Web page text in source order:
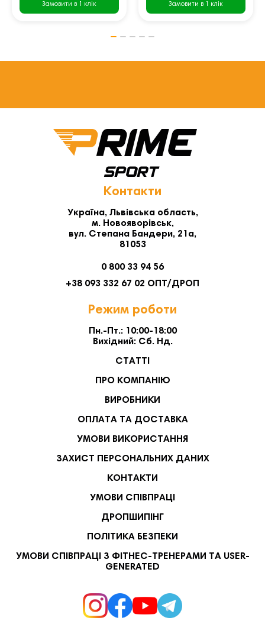
Замовити в 1 клік Замовити в 1 клік
Контакти
Україна, Львівська область,
м. Новояворівськ,
вул. Степана Бандери, 21а,
81053
0 800 33 94 56
+38 093 332 67 02 ОПТ/ДРОП
Режим роботи
Пн.-Пт.: 10:00-18:00
Вихідний: Сб. Нд.
СТАТТІ
ПРО КОМПАНІЮ
ВИРОБНИКИ
ОПЛАТА ТА ДОСТАВКА
УМОВИ ВИКОРИСТАННЯ
ЗАХИСТ ПЕРСОНАЛЬНИХ ДАНИХ
КОНТАКТИ
УМОВИ СПІВПРАЦІ
ДРОПШИПІНГ
ПОЛІТИКА БЕЗПЕКИ
УМОВИ СПІВПРАЦІ З ФІТНЕС-ТРЕНЕРАМИ ТА USER-
GENERATED